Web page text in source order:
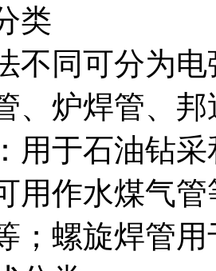
类
不同可分为
、炉焊管、
用于石油钻
用作水煤气
；螺旋焊管